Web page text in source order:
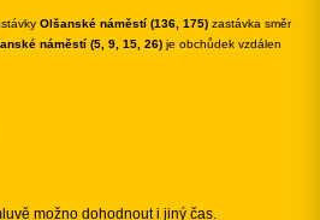
Olšanské náměstí (136, 175) zastávka směr
náměstí (5, 9, 15, 26) je obchůdek vzdálen
možno dohodnout i jiný čas.